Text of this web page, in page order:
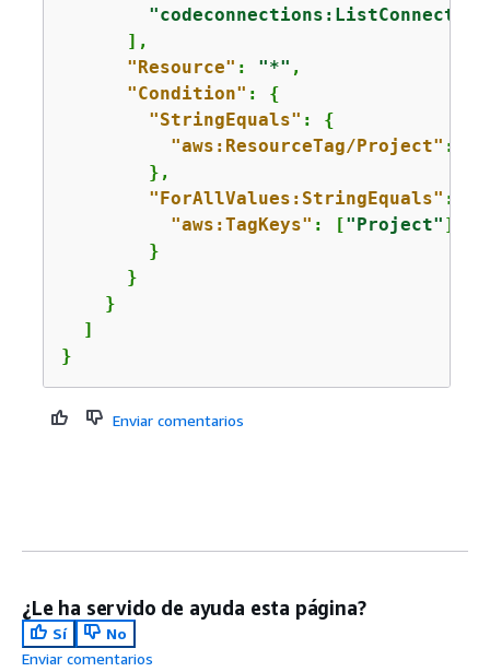
      ],
"Resource" : "*" ,
"Condition" : {
"StringEquals" : {
"aws:ResourceTag/Project" :
        },
"ForAllValues:StringEquals" :
"aws:TagKeys" : ["Project" ]
        }
      }
    }
  ]
}
Enviar comentarios
¿Le ha servido de ayuda esta página?
Sí
No
Enviar comentarios